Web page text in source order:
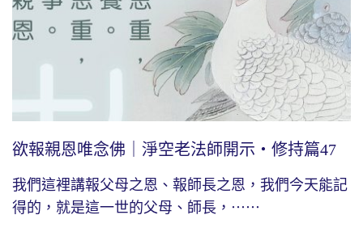
欲報親恩唯念佛｜淨空老法師開示・修持篇47
我們這裡講報父母之恩、報師長之恩，我們今天能記
得的，就是這一世的父母、師長，⋯⋯